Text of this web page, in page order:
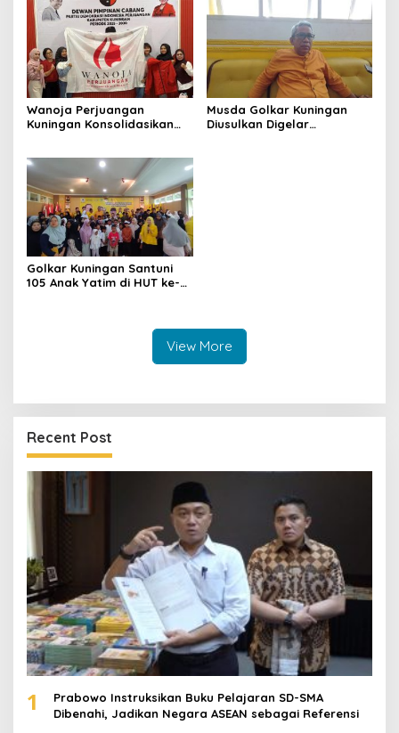
dan Berdaya
Wanoja Perjuangan
Kuningan Konsolidasikan
Muda
Musda Golkar Kuningan
Diusulkan Digelar
Golkar Kuningan Santuni
105 Anak Yatim di HUT ke-
View More
Recent Post
1
Prabowo Instruksikan Buku Pelajaran SD-SMA
Dibenahi, Jadikan Negara ASEAN sebagai Referensi